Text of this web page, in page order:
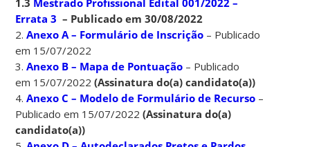
1.3 Mestrado Profissional Edital 001/2022 –
Errata 3 – Publicado em 30/08/2022
2.Anexo A – Formulário de Inscrição – Publicado
em 15/07/2022
3.Anexo B – Mapa de Pontuação – Publicado
em 15/07/2022(Assinatura do(a) candidato(a))
4.Anexo C – Modelo de Formulário de Recurso –
Publicado em 15/07/2022(Assinatura do(a)
candidato(a))